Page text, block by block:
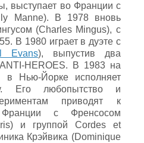
выступает во Франции с
Manne). В 1978 вновь
(Charles Mingus), с
В 1980 играет в дуэте с
Evans), выпустив два
HEROES. В 1983 на
в Нью-Йорке исполняет
Его любопытство и
приводят к
с Френсосом
и группой Cordes et
Крэйвика (Dominique